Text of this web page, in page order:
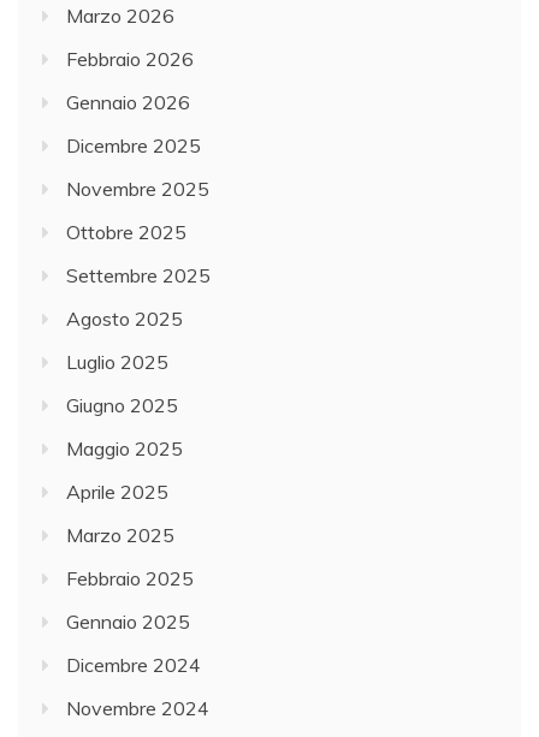
Marzo 2026
Febbraio 2026
Gennaio 2026
Dicembre 2025
Novembre 2025
Ottobre 2025
Settembre 2025
Agosto 2025
Luglio 2025
Giugno 2025
Maggio 2025
Aprile 2025
Marzo 2025
Febbraio 2025
Gennaio 2025
Dicembre 2024
Novembre 2024